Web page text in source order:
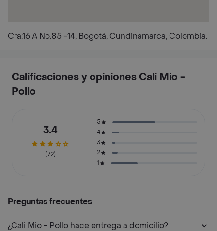
Cra.16 A No.85 -14, Bogotá, Cundinamarca, Colombia.
Calificaciones y opiniones Cali Mio -
Pollo
3.4
(72)
5
4
3
2
1
Preguntas frecuentes
¿Cali Mio - Pollo hace entrega a domicilio?